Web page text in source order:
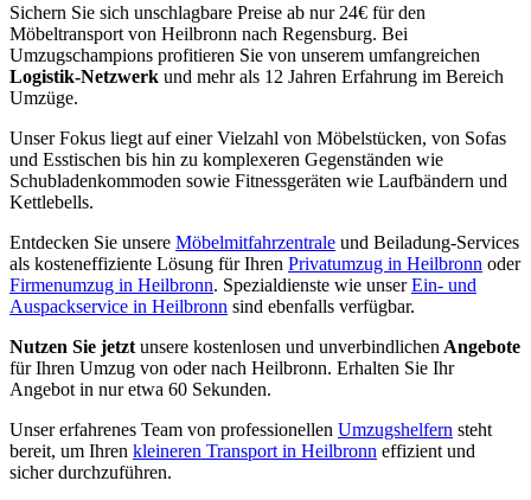
Sichern Sie sich unschlagbare Preise ab nur 24€ für den
Möbeltransport von Heilbronn nach Regensburg. Bei
Umzugschampions profitieren Sie von unserem umfangreichen
Logistik-Netzwerk und mehr als 12 Jahren Erfahrung im Bereich
Umzüge.
Unser Fokus liegt auf einer Vielzahl von Möbelstücken, von Sofas
und Esstischen bis hin zu komplexeren Gegenständen wie
Schubladenkommoden sowie Fitnessgeräten wie Laufbändern und
Kettlebells.
Entdecken Sie unsere Möbelmitfahrzentrale und Beiladung-Services
als kosteneffiziente Lösung für Ihren Privatumzug in Heilbronn oder
Firmenumzug in Heilbronn. Spezialdienste wie unserEin- und
Auspackservice in Heilbronn sind ebenfalls verfügbar.
Nutzen Sie jetzt unsere kostenlosen und unverbindlichen Angebote
für Ihren Umzug von oder nach Heilbronn. Erhalten Sie Ihr
Angebot in nur etwa 60 Sekunden.
Unser erfahrenes Team von professionellen Umzugshelfern steht
bereit, um Ihren kleineren Transport in Heilbronn effizient und
sicher durchzuführen.